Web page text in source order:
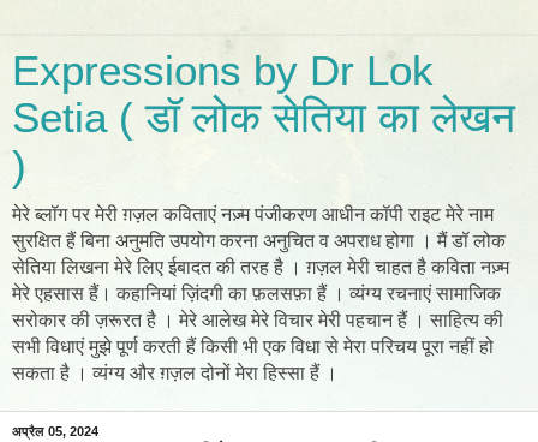
Expressions by Dr Lok
Setia ( डॉ लोक सेतिया का लेखन
)
मेरे ब्लॉग पर मेरी ग़ज़ल कविताएं नज़्म पंजीकरण आधीन कॉपी राइट मेरे नाम
सुरक्षित हैं बिना अनुमति उपयोग करना अनुचित व अपराध होगा । मैं डॉ लोक
सेतिया लिखना मेरे लिए ईबादत की तरह है । ग़ज़ल मेरी चाहत है कविता नज़्म
मेरे एहसास हैं। कहानियां ज़िंदगी का फ़लसफ़ा हैं । व्यंग्य रचनाएं सामाजिक
सरोकार की ज़रूरत है । मेरे आलेख मेरे विचार मेरी पहचान हैं । साहित्य की
सभी विधाएं मुझे पूर्ण करती हैं किसी भी एक विधा से मेरा परिचय पूरा नहीं हो
सकता है । व्यंग्य और ग़ज़ल दोनों मेरा हिस्सा हैं ।
अप्रैल 05, 2024